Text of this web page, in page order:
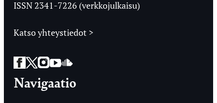
ISSN 2341-7226 (verkkojulkaisu)
Katso yhteystiedot >
Facebook
Twitter
Instagram
YouTube
SoundCloud
Navigaatio